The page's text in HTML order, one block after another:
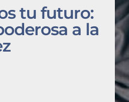
tu futuro:
a la